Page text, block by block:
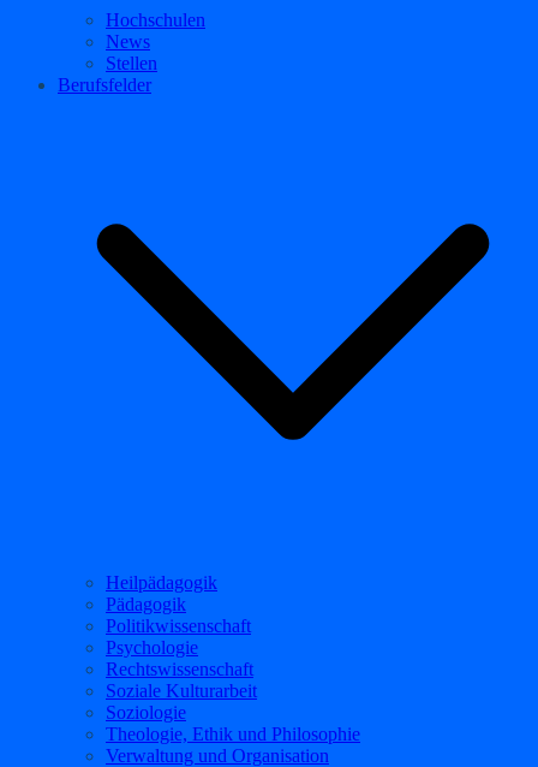
Hochschulen
News
Stellen
Berufsfelder
Heilpädagogik
Pädagogik
Politikwissenschaft
Psychologie
Rechtswissenschaft
Soziale Kulturarbeit
Soziologie
Theologie, Ethik und Philosophie
Verwaltung und Organisation